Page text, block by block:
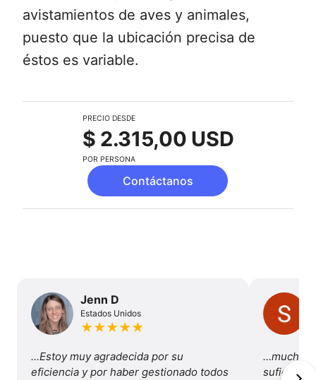
avistamientos de aves y animales,
puesto que la ubicación precisa de
éstos es variable.
PRECIO DESDE
$ 2.315,00 USD
POR PERSONA
Contáctanos
Jenn D
Estados Unidos
★★★★★
...Estoy muy agradecida por su
eficiencia y por haber gestionado todos
…mucha
suficiente